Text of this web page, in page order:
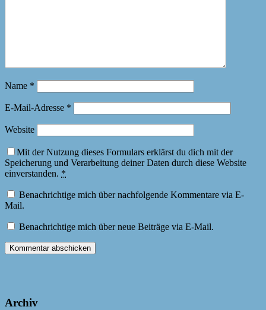
Name *
E-Mail-Adresse *
Website
Mit der Nutzung dieses Formulars erklärst du dich mit der
Speicherung und Verarbeitung deiner Daten durch diese Website
einverstanden. *
Benachrichtige mich über nachfolgende Kommentare via E-
Mail.
Benachrichtige mich über neue Beiträge via E-Mail.
Archiv